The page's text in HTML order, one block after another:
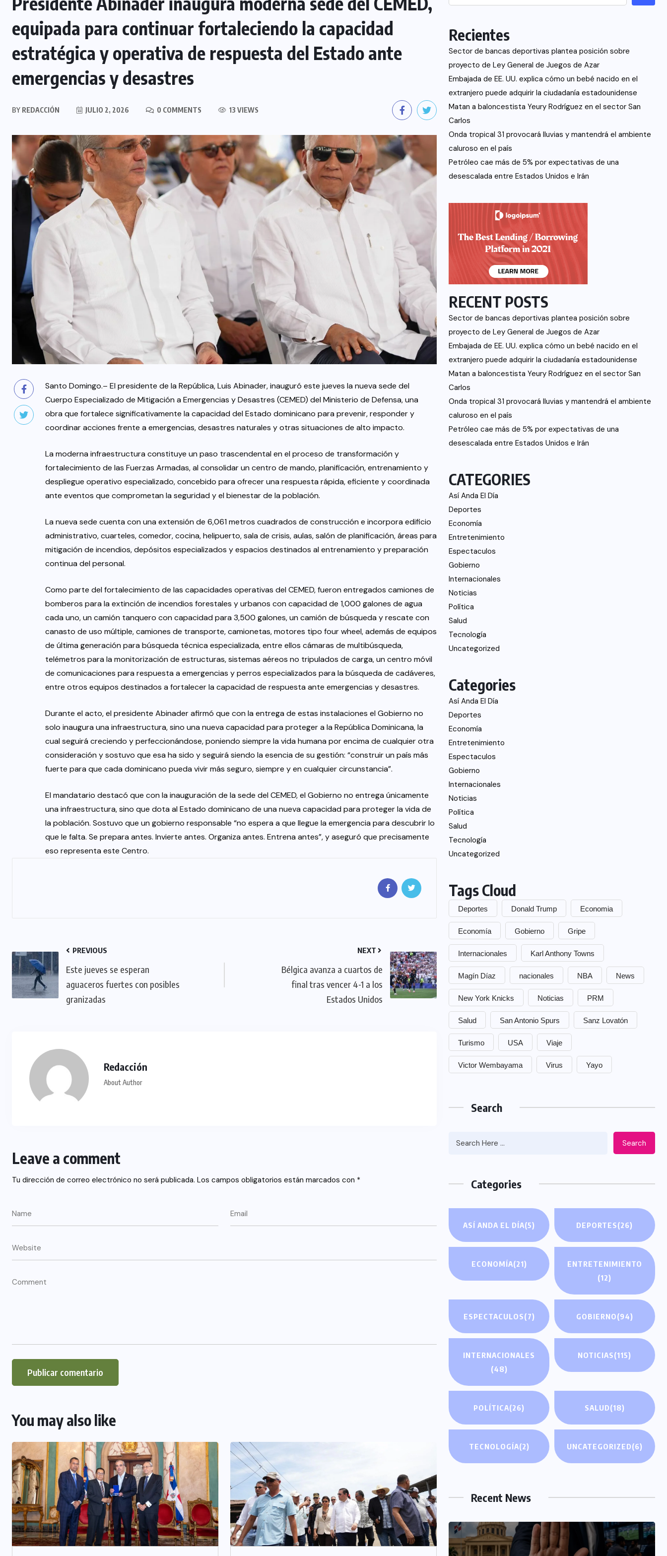
equipada para continuar fortaleciendo la capacidad
estratégica y operativa de respuesta del Estado ante
emergencias y desastres
BY REDACCIÓN JULIO 2, 2026 0 COMMENTS 13 VIEWS
Santo Domingo.– El presidente de la República, Luis Abinader, inauguró este jueves la nueva sede del
Cuerpo Especializado de Mitigación a Emergencias y Desastres (CEMED) del Ministerio de Defensa, una
obra que fortalece significativamente la capacidad del Estado dominicano para prevenir, responder y
coordinar acciones frente a emergencias, desastres naturales y otras situaciones de alto impacto.
La moderna infraestructura constituye un paso trascendental en el proceso de transformación y
fortalecimiento de las Fuerzas Armadas, al consolidar un centro de mando, planificación, entrenamiento y
despliegue operativo especializado, concebido para ofrecer una respuesta rápida, eficiente y coordinada
ante eventos que comprometan la seguridad y el bienestar de la población.
La nueva sede cuenta con una extensión de 6,061 metros cuadrados de construcción e incorpora edificio
administrativo, cuarteles, comedor, cocina, helipuerto, sala de crisis, aulas, salón de planificación, áreas para
mitigación de incendios, depósitos especializados y espacios destinados al entrenamiento y preparación
continua del personal.
Como parte del fortalecimiento de las capacidades operativas del CEMED, fueron entregados camiones de
bomberos para la extinción de incendios forestales y urbanos con capacidad de 1,000 galones de agua
cada uno, un camión tanquero con capacidad para 3,500 galones, un camión de búsqueda y rescate con
canasto de uso múltiple, camiones de transporte, camionetas, motores tipo four wheel, además de equipos
de última generación para búsqueda técnica especializada, entre ellos cámaras de multibúsqueda,
telémetros para la monitorización de estructuras, sistemas aéreos no tripulados de carga, un centro móvil
de comunicaciones para respuesta a emergencias y perros especializados para la búsqueda de cadáveres,
entre otros equipos destinados a fortalecer la capacidad de respuesta ante emergencias y desastres.
Durante el acto, el presidente Abinader afirmó que con la entrega de estas instalaciones el Gobierno no
solo inaugura una infraestructura, sino una nueva capacidad para proteger a la República Dominicana, la
cual seguirá creciendo y perfeccionándose, poniendo siempre la vida humana por encima de cualquier otra
consideración y sostuvo que esa ha sido y seguirá siendo la esencia de su gestión: “construir un país más
fuerte para que cada dominicano pueda vivir más seguro, siempre y en cualquier circunstancia”.
El mandatario destacó que con la inauguración de la sede del CEMED, el Gobierno no entrega únicamente
una infraestructura, sino que dota al Estado dominicano de una nueva capacidad para proteger la vida de
la población. Sostuvo que un gobierno responsable “no espera a que llegue la emergencia para descubrir lo
que le falta. Se prepara antes. Invierte antes. Organiza antes. Entrena antes”, y aseguró que precisamente
eso representa este Centro.
PREVIOUS
Este jueves se esperan
aguaceros fuertes con posibles
granizadas
NEXT
Bélgica avanza a cuartos de
final tras vencer 4-1 a los
Estados Unidos
Redacción
About Author
Leave a comment
Tu dirección de correo electrónico no será publicada. Los campos obligatorios están marcados con *
You may also like
Recientes
Sector de bancas deportivas plantea posición sobre
proyecto de Ley General de Juegos de Azar
Embajada de EE. UU. explica cómo un bebé nacido en el
extranjero puede adquirir la ciudadanía estadounidense
Matan a baloncestista Yeury Rodríguez en el sector San
Carlos
Onda tropical 31 provocará lluvias y mantendrá el ambiente
caluroso en el país
Petróleo cae más de 5% por expectativas de una
desescalada entre Estados Unidos e Irán
RECENT POSTS
Sector de bancas deportivas plantea posición sobre
proyecto de Ley General de Juegos de Azar
Embajada de EE. UU. explica cómo un bebé nacido en el
extranjero puede adquirir la ciudadanía estadounidense
Matan a baloncestista Yeury Rodríguez en el sector San
Carlos
Onda tropical 31 provocará lluvias y mantendrá el ambiente
caluroso en el país
Petróleo cae más de 5% por expectativas de una
desescalada entre Estados Unidos e Irán
CATEGORIES
Así Anda El Día
Deportes
Economía
Entretenimiento
Espectaculos
Gobierno
Internacionales
Noticias
Política
Salud
Tecnología
Uncategorized
Categories
Así Anda El Día
Deportes
Economía
Entretenimiento
Espectaculos
Gobierno
Internacionales
Noticias
Política
Salud
Tecnología
Uncategorized
Tags Cloud
Deportes Donald Trump Economia
Economía Gobierno Gripe
Internacionales Karl Anthony Towns
Magín Díaz nacionales NBA News
New York Knicks Noticias PRM
Salud San Antonio Spurs Sanz Lovatón
Turismo USA Viaje
Victor Wembayama Virus Yayo
Search
Search
Categories
ASÍ ANDA EL DÍA(5) DEPORTES(26)
ECONOMÍA(21)
ENTRETENIMIENTO
(12)
ESPECTACULOS(7) GOBIERNO(94)
INTERNACIONALES
(48)
NOTICIAS(115)
POLÍTICA(26) SALUD(18)
TECNOLOGÍA(2) UNCATEGORIZED(6)
Recent News